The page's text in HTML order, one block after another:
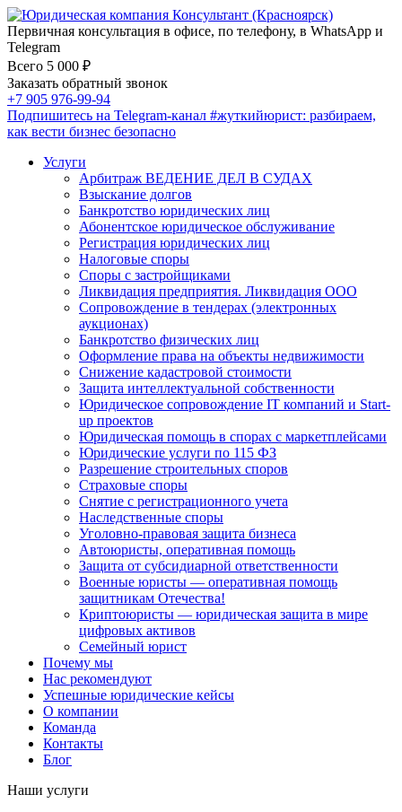
Первичная консультация в офисе, по телефону, в WhatsApp и
Telegram
Всего 5 000 ₽
Заказать обратный звонок
+7 905 976-99-94
Подпишитесь на Telegram-канал #жуткийюрист: разбираем,
как вести бизнес безопасно
Услуги
Арбитраж ВЕДЕНИЕ ДЕЛ В СУДАХ
Взыскание долгов
Банкротство юридических лиц
Абонентское юридическое обслуживание
Регистрация юридических лиц
Налоговые споры
Споры с застройщиками
Ликвидация предприятия. Ликвидация ООО
Сопровождение в тендерах (электронных
аукционах)
Банкротство физических лиц
Оформление права на объекты недвижимости
Снижение кадастровой стоимости
Защита интеллектуальной собственности
Юридическое сопровождение IT компаний и Start-
up проектов
Юридическая помощь в спорах с маркетплейсами
Юридические услуги по 115 ФЗ
Разрешение строительных споров
Страховые споры
Снятие с регистрационного учета
Наследственные споры
Уголовно-правовая защита бизнеса
Автоюристы, оперативная помощь
Защита от субсидиарной ответственности
Военные юристы — оперативная помощь
защитникам Отечества!
Криптоюристы — юридическая защита в мире
цифровых активов
Семейный юрист
Почему мы
Нас рекомендуют
Успешные юридические кейсы
О компании
Команда
Контакты
Блог
Наши услуги